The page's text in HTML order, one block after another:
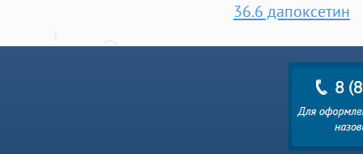
36.6 дапоксетин